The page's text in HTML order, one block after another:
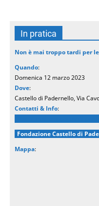
In pratica
Non è mai troppo tardi per
Quando:
Domenica 12 marzo 2023
Dove:
Castello di Padernello, Via
Contatti & Info:
Fondazione Castello di
Mappa: